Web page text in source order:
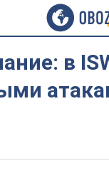
в